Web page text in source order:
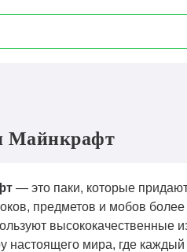
Майнкрафт
— это паки, которые
предметов и мобов
высококачественные
мира, где